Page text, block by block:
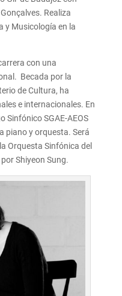
Realiza
y Musicología en la
con una
Becada por la
de Cultura, ha
e internacionales. En
Sinfónico SGAE-AEOS
piano y orquesta. Será
Orquesta Sinfónica del
Shiyeon Sung.